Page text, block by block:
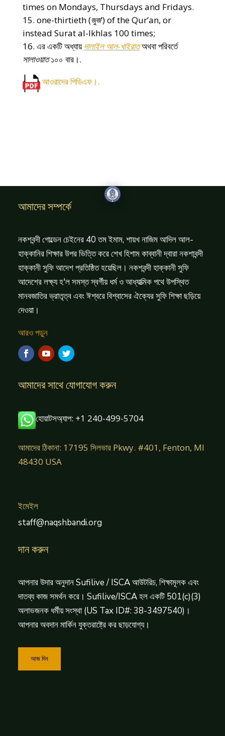
times on Mondays, Thursdays and Fridays.
one-thirtieth (জুজ’) of the Qur’an, or
instead Surat al-Ikhlas 100 times;
এর একটি অধ্যায় দালাইল আল-খাইরাতঅথবা পরিবর্তে
সালাওয়াত১০০ বার।.
আওরাদের পিডিএফ।.
আমাদের সম্পর্কে
নকশবন্দী গোল্ডেন চেইনের 40 তম ইমাম, শায়খ নাজিম আদিল আল-
হাক্কানির শিক্ষার উপর ভিত্তি করে শেখ হিশাম কাব্বানী দ্বারা নকশাবন্দী
হাক্কানী সুফি আদেশ প্রতিষ্ঠিত হয়েছিল। নকশবন্দী হাক্কানী সুফি
আদেশের লক্ষ্য হ'ল সমস্ত স্বর্গীয় ধর্ম ও আধ্যাত্মিক পথে উপস্থিত
মানবজাতির ভ্রাতৃত্ব এবং ঈশ্বরে বিশ্বাসের ঐক্যের সুফি শিক্ষা ছড়িয়ে
দেওয়া।
আরও পড়ুন
আমাদের সাথে যোগাযোগ করুন
হোয়াটসঅ্যাপ: +1 240-499-5704
আমাদের ঠিকানা: 17195 সিলভার Pkwy. #401, Fenton, MI
48430 USA
ইমেইল
staff@naqshbandi.org
দান করুন
আপনার উদার অনুদান Sufilive / ISCA আউটরিচ, শিক্ষামূলক এবং
দাতব্য কাজ সমর্থন করে। Sufilive/ISCA হল একটি 501(c)(3)
অলাভজনক ধর্মীয় সংস্থা (US Tax ID#: 38-3497540)।
আপনার অবদান মার্কিন যুক্তরাষ্ট্রে কর ছাড়যোগ্য।
আজ দিন